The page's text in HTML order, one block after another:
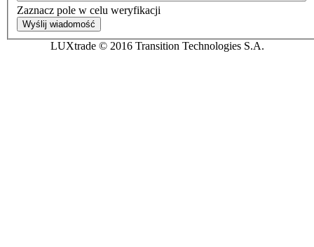
Zaznacz pole w celu weryfikacji
LUXtrade © 2016 Transition Technologies S.A.